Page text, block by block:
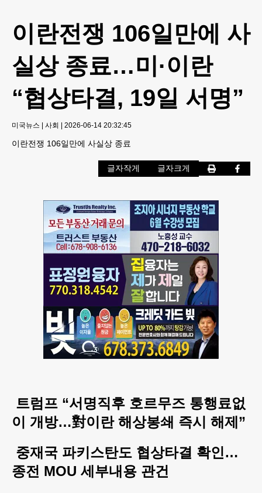
이란전쟁 106일만에 사
실상 종료…미·이란
“협상타결, 19일 서명”
미국뉴스 | 사회 | 2026-06-14 20:32:45
이란전쟁 106일만에 사실상 종료
글자작게 글자크게
트럼프 “서명직후 호르무즈 통행료없
이 개방…對이란 해상봉쇄 즉시 해제”
중재국 파키스탄도 협상타결 확인…
종전 MOU 세부내용 관건